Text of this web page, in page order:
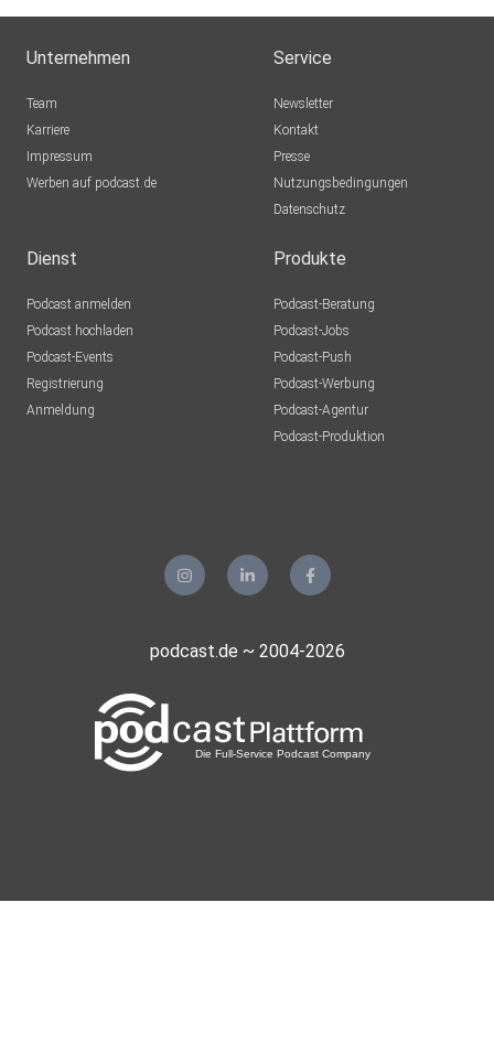
Unternehmen
Team
Karriere
Impressum
Werben auf podcast.de
Service
Newsletter
Kontakt
Presse
Nutzungsbedingungen
Datenschutz
Dienst
Podcast anmelden
Podcast hochladen
Podcast-Events
Registrierung
Anmeldung
Produkte
Podcast-Beratung
Podcast-Jobs
Podcast-Push
Podcast-Werbung
Podcast-Agentur
Podcast-Produktion
podcast.de ~ 2004-2026